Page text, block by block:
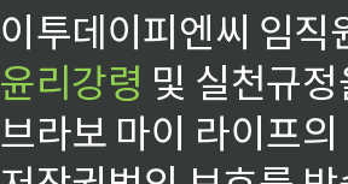
이투데이피엔씨 임
윤리강령 및 실천규
브라보 마이 라이프